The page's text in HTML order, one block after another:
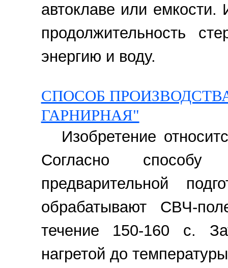
автоклаве или емкости.
продолжительность
энергию и воду.
СПОСОБ
ГАРНИРНАЯ"
Изобретение
Согласно
предварительной
обрабатывают СВЧ-
течение 150-160 с.
нагретой до